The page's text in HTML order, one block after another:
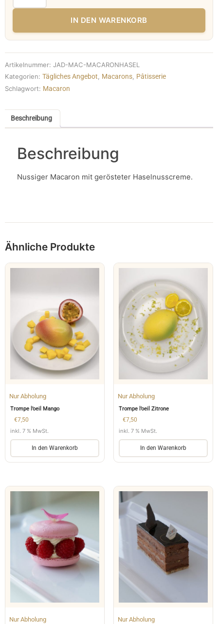
IN DEN WARENKORB
Artikelnummer: JAD-MAC-MACARONHASEL
Kategorien: Tägliches Angebot Macarons Pâtisserie
Schlagwort: Macaron
Beschreibung
Beschreibung
Nussiger Macaron mit gerösteter Haselnusscreme.
Ähnliche Produkte
Nur Abholung
Trompe l’oeil Mango
€7,50
inkl. 7 % MwSt.
In den Warenkorb
Nur Abholung
Trompe l’oeil Zitrone
€7,50
inkl. 7 % MwSt.
In den Warenkorb
Nur Abholung Nur Abholung